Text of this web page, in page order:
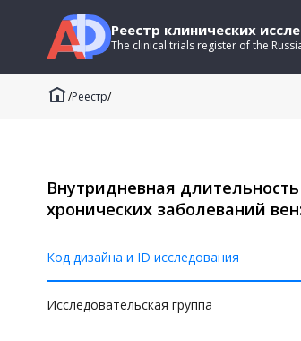
Реестр клинических
The clinical trials register of the
/Реестр/
Внутридневная
хронических заболеваний
Код дизайна и ID исследования
Исследовательская группа